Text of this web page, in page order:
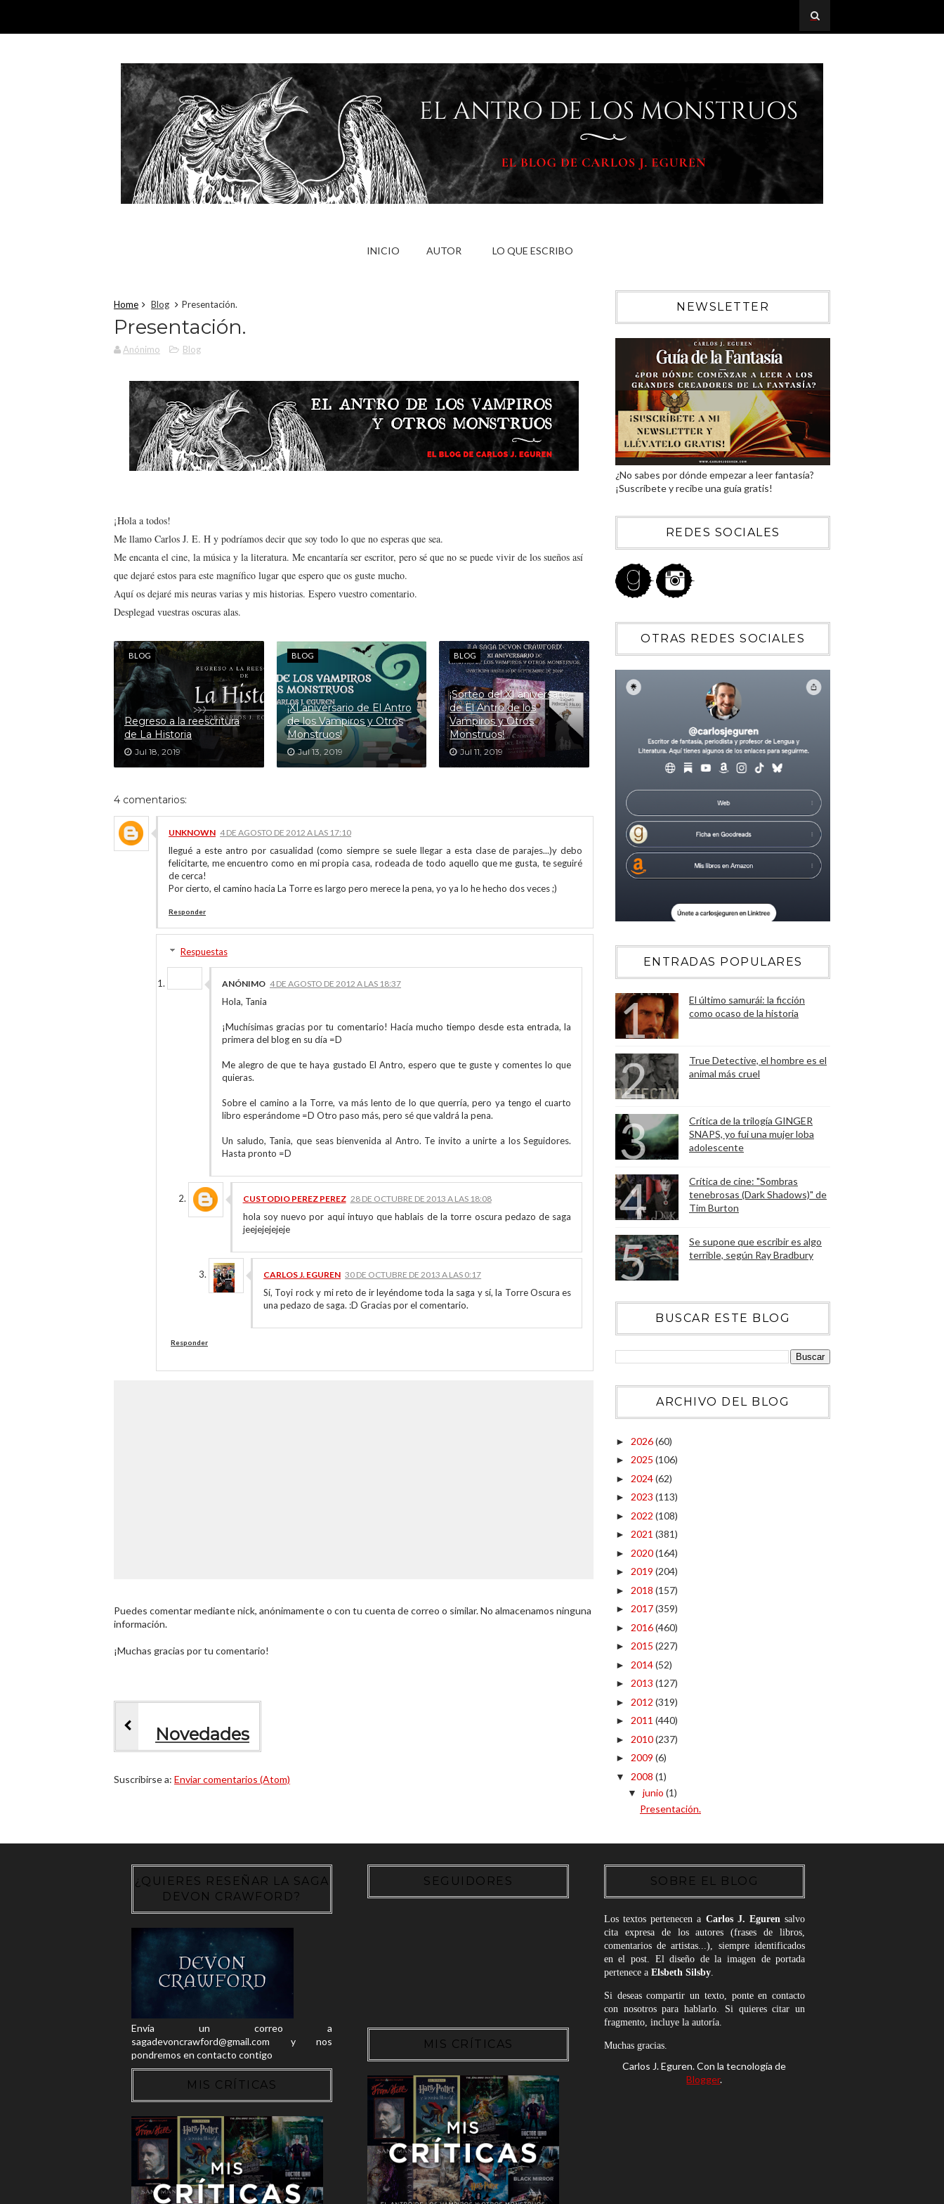
INICIO AUTOR LO QUE ESCRIBO
Home Blog Presentación.
Presentación.
Anónimo Blog
¡Hola a todos!
Me llamo Carlos J. E. H y podríamos decir que soy todo lo que no esperas que sea.
Me encanta el cine, la música y la literatura. Me encantaría ser escritor, pero sé que no se puede vivir de los sueños así
que dejaré estos para este magnífico lugar que espero que os guste mucho.
Aquí os dejaré mis neuras varias y mis historias. Espero vuestro comentario.
Desplegad vuestras oscuras alas.
BLOG
Regreso a la reescritura
de La Historia
Jul 18, 2019
BLOG
¡XI aniversario de El Antro
de los Vampiros y Otros
Monstruos!
Jul 13, 2019
BLOG
¡Sorteo del XI aniversario
de El Antro de los
Vampiros y Otros
Monstruos!
Jul 11, 2019
4 comentarios:
UNKNOWN 4 DE AGOSTO DE 2012 A LAS 17:10
llegué a este antro por casualidad (como siempre se suele llegar a esta clase de parajes...)y debo
felicitarte, me encuentro como en mi propia casa, rodeada de todo aquello que me gusta, te seguiré
de cerca!
Por cierto, el camino hacia La Torre es largo pero merece la pena, yo ya lo he hecho dos veces ;)
Responder
Respuestas
ANÓNIMO 4 DE AGOSTO DE 2012 A LAS 18:37
Hola, Tania
¡Muchísimas gracias por tu comentario! Hacía mucho tiempo desde esta entrada, la
primera del blog en su día =D
Me alegro de que te haya gustado El Antro, espero que te guste y comentes lo que
quieras.
Sobre el camino a la Torre, va más lento de lo que querría, pero ya tengo el cuarto
libro esperándome =D Otro paso más, pero sé que valdrá la pena.
Un saludo, Tania, que seas bienvenida al Antro. Te invito a unirte a los Seguidores.
Hasta pronto =D
CUSTODIO PEREZ PEREZ 28 DE OCTUBRE DE 2013 A LAS 18:08
hola soy nuevo por aqui intuyo que hablais de la torre oscura pedazo de saga
jeejejejejeje
CARLOS J. EGUREN 30 DE OCTUBRE DE 2013 A LAS 0:17
Sí, Toyi rock y mi reto de ir leyéndome toda la saga y sí, la Torre Oscura es
una pedazo de saga. :D Gracias por el comentario.
Responder
Puedes comentar mediante nick, anónimamente o con tu cuenta de correo o similar. No almacenamos ninguna
información.
¡Muchas gracias por tu comentario!
Novedades
Suscribirse a: Enviar comentarios (Atom)
NEWSLETTER
¿No sabes por dónde empezar a leer fantasía?
¡Suscríbete y recibe una guía gratis!
REDES SOCIALES
OTRAS REDES SOCIALES
ENTRADAS POPULARES
El último samurái: la ficción
como ocaso de la historia
True Detective, el hombre es el
animal más cruel
Crítica de la trilogía GINGER
SNAPS, yo fui una mujer loba
adolescente
Crítica de cine: "Sombras
tenebrosas (Dark Shadows)" de
Tim Burton
Se supone que escribir es algo
terrible, según Ray Bradbury
BUSCAR ESTE BLOG
ARCHIVO DEL BLOG
► 2026(60)
► 2025 (106)
► 2024(62)
► 2023 (113)
► 2022 (108)
► 2021 (381)
► 2020(164)
► 2019 (204)
► 2018 (157)
► 2017(359)
► 2016(460)
► 2015 (227)
► 2014(52)
► 2013 (127)
► 2012 (319)
► 2011 (440)
► 2010(237)
► 2009 (6)
▼ 2008 (1)
▼ junio (1)
Presentación.
¿QUIERES RESEÑAR LA SAGA
DEVON CRAWFORD?
Envía un correo a
sagadevoncrawford@gmail.com y nos
pondremos en contacto contigo
MIS CRÍTICAS
SEGUIDORES
MIS CRÍTICAS
SOBRE EL BLOG
Los textos pertenecen a Carlos J. Egurensalvo
cita expresa de los autores (frases de libros,
comentarios de artistas...), siempre identificados
en el post. El diseño de la imagen de portada
pertenece a Elsbeth Silsby.
Si deseas compartir un texto, ponte en contacto
con nosotros para hablarlo. Si quieres citar un
fragmento, incluye la autoría.
Muchas gracias.
Carlos J. Eguren. Con la tecnología de
Blogger.